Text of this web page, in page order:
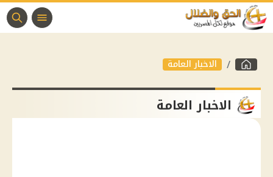
الاخبار العامة
الاخبار العامة